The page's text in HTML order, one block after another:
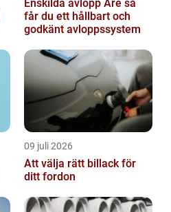
Enskilda avlopp Åre så
får du ett hållbart och
godkänt avloppssystem
09 juli 2026
Att välja rätt billack för
ditt fordon